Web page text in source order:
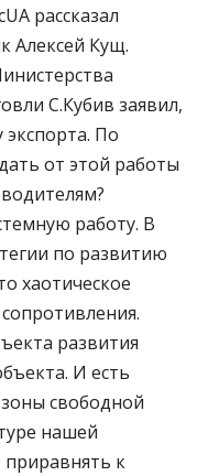
рассказал
Алексей Кущ.
С.Кубив заявил,
экспорта. По
от этой работы
работу. В
по развитию
хаотическое
развития
И есть
свободной
нашей
к